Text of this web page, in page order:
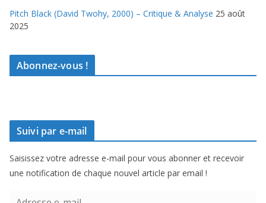
Pitch Black (David Twohy, 2000) – Critique & Analyse 25 août
2025
Abonnez-vous !
Suivi par e-mail
Saisissez votre adresse e-mail pour vous abonner et recevoir
une notification de chaque nouvel article par email !